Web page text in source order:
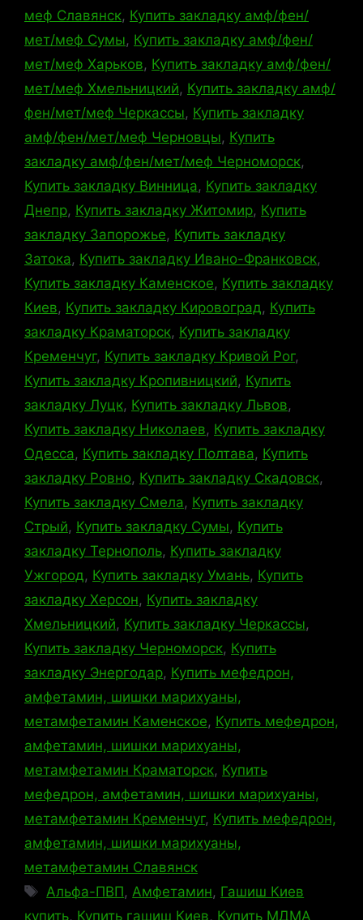
меф Славянск, Купить закладку амф/фен/
мет/меф Сумы, Купить закладку амф/фен/
мет/меф Харьков, Купить закладку амф/фен/
мет/меф Хмельницкий, Купить закладку амф/
фен/мет/меф Черкассы, Купить закладку
амф/фен/мет/меф Черновцы, Купить
закладку амф/фен/мет/меф Черноморск,
Купить закладку Винница, Купить закладку
Днепр, Купить закладку Житомир, Купить
закладку Запорожье, Купить закладку
Затока, Купить закладку Ивано-Франковск,
Купить закладку Каменское, Купить закладку
Киев, Купить закладку Кировоград, Купить
закладку Краматорск, Купить закладку
Кременчуг, Купить закладку Кривой Рог,
Купить закладку Кропивницкий, Купить
закладку Луцк, Купить закладку Львов,
Купить закладку Николаев, Купить закладку
Одесса, Купить закладку Полтава, Купить
закладку Ровно, Купить закладку Скадовск,
Купить закладку Смела, Купить закладку
Стрый, Купить закладку Сумы, Купить
закладку Тернополь, Купить закладку
Ужгород, Купить закладку Умань, Купить
закладку Херсон, Купить закладку
Хмельницкий, Купить закладку Черкассы,
Купить закладку Черноморск, Купить
закладку Энергодар, Купить мефедрон,
амфетамин, шишки марихуаны,
метамфетамин Каменское, Купить мефедрон,
амфетамин, шишки марихуаны,
метамфетамин Краматорск, Купить
мефедрон, амфетамин, шишки марихуаны,
метамфетамин Кременчуг, Купить мефедрон,
амфетамин, шишки марихуаны,
метамфетамин Славянск
Метки
Альфа-ПВП, Амфетамин, Гашиш Киев
купить, Купить гашиш Киев, Купить МДМА